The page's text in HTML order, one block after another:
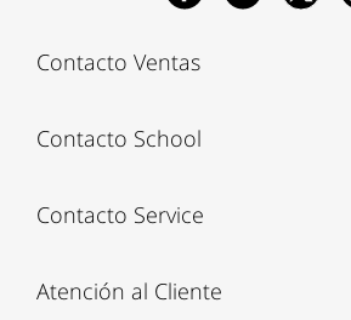
Contacto Ventas
Contacto School
Contacto Service
Atención al Cliente